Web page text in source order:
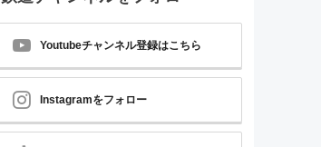
Youtubeチャンネル登録はこちら
Instagramをフォロー